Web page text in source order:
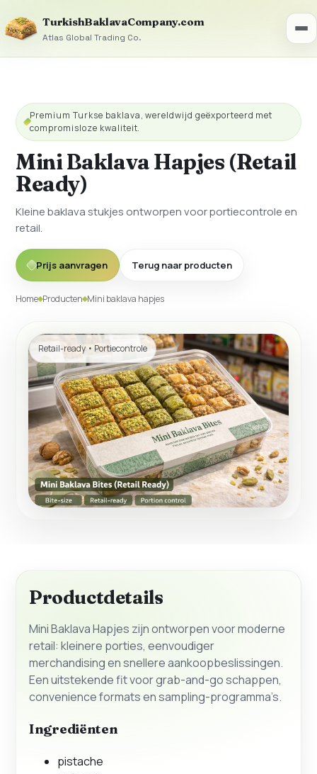
TurkishBaklavaCompany.com
Atlas Global Trading Co.
Premium Turkse baklava, wereldwijd geëxporteerd met
compromisloze kwaliteit.
Mini Baklava Hapjes (Retail
Ready)
Kleine baklava stukjes ontworpen voor portiecontrole en
retail.
Prijs aanvragen Terug naar producten
Home Producten Mini baklava hapjes
Retail-ready • Portiecontrole
Productdetails
Mini Baklava Hapjes zijn ontworpen voor moderne
retail: kleinere porties, eenvoudiger
merchandising en snellere aankoopbeslissingen.
Een uitstekende fit voor grab-and-go schappen,
convenience formats en sampling-programma’s.
Ingrediënten
pistache